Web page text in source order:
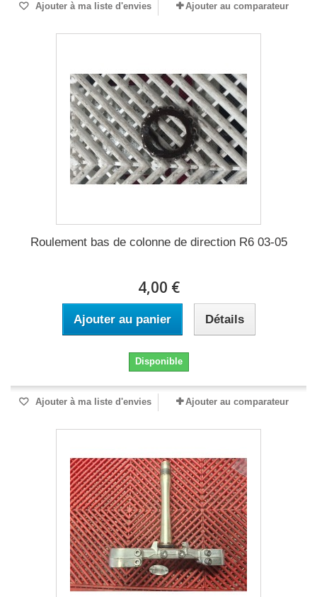
Ajouter à ma liste d'envies Ajouter au comparateur
Roulement bas de colonne de direction R6 03-05
4,00 €
Ajouter au panier Détails
Disponible
Ajouter à ma liste d'envies Ajouter au comparateur